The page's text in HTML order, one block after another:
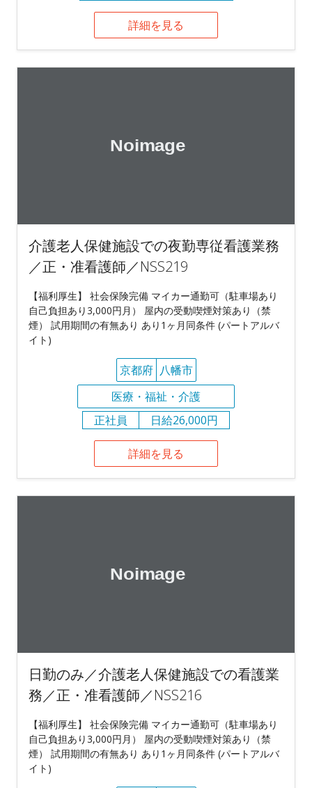
詳細を見る
介護老人保健施設での夜勤専従看護業務
／正・准看護師／NSS219
【福利厚生】 社会保険完備 マイカー通勤可（駐車場あり
自己負担あり3,000円月） 屋内の受動喫煙対策あり（禁
煙） 試用期間の有無あり あり1ヶ月同条件 (パートアルバ
イト)
京都府 八幡市
医療・福祉・介護
正社員
日給26,000円
詳細を見る
日勤のみ／介護老人保健施設での看護業
務／正・准看護師／NSS216
【福利厚生】 社会保険完備 マイカー通勤可（駐車場あり
自己負担あり3,000円月） 屋内の受動喫煙対策あり（禁
煙） 試用期間の有無あり あり1ヶ月同条件 (パートアルバ
イト)